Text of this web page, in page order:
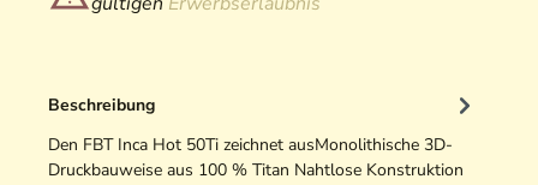
Beschreibung
Den FBT Inca Hot 50Ti zeichnet ausMonolithische 3D-
Druckbauweise aus 100 % Titan Nahtlose Konstruktion